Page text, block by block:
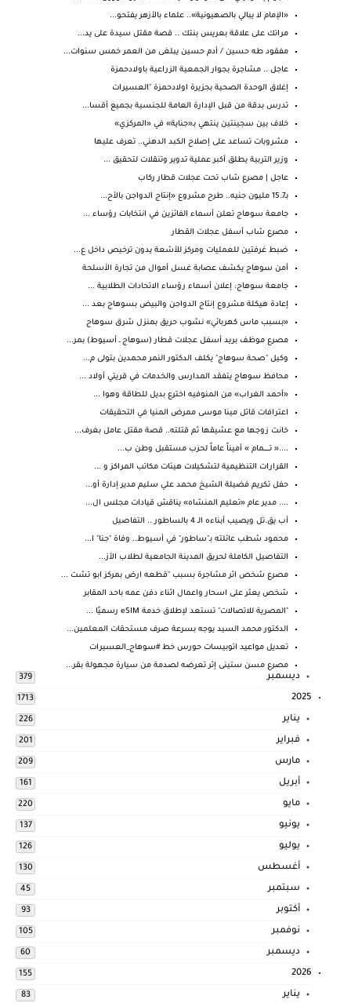
«الإمام لا يبالي بالصهيونية».. علماء بالأزهر يفتحو...
مراتك على علاقة بعريس بنتك .. قصة مقتل سيدة على يد...
مفقود طه حسين / أدم حسين يبلغى من العمر خمس سنوات...
عاجل .. مشاجرة بجوار الجمعية الزراعية باولادحمزة
إغلاق الوحدة الصحية بجزيرة اولادحمزة "العسيرات
تدرس بدقة من قبل الإدارة العامة للجنسية بجميع أقسا...
خلاف بين سجينتين ينتهي بـ«جناية» في «المركزي»
مشروبات تساعد على إصلاح الكبد الدهني.. تعرف عليها
وزير التربية يطلق أكبر عملية تدوير وتنقلات لتحقيق ...
عاجل | مصرع شاب تحت عجلات قطار ركاب
بـ15.7 مليون جنيه.. طرح مشروع «إنتاج الدواجن بالأح...
جامعة سوهاج تعلن أسماء الفائزين في انتخابات رؤساء ...
مصرع شاب أسفل عجلات القطار
ضبط غرفتين للعمليات ومركز للأشعة يدون ترخيص داخل ع...
أمن سوهاج يكشف عصابة غسل أموال من تجارة الأسلحة
جامعة سوهاج: إعلان أسماء رؤساء الاتحادات الطلابية ...
إعادة هيكلة مشروع إنتاج الدواجن والبيض بسوهاج بعد ...
«بسبب ماس كهربائي» نشوب حريق بمنزل شرق سوهاج
مصرع موظف بريد أسفل عجلات قطار (سوهاج ـ أسيوط) بمر...
وكيل "صحة سوهاج" يكلف الدكتور النمر محمدين بتولى م...
محافظ سوهاج يتفقد المدارس والخدمات في قريتي أولاد ...
«أحمد الغراب» من المنوفيه اخترع بديل للطاقة وهوا ...
اعترافات قاتل مينا موسى ممرض المنيا في التحقيقات
خانت زوجها مع عشيقها ثم قتلته.. قصة مقتل عامل بغرف...
....« تـــــــمام » أميناً عاماً لحزب مستقبل وطن ب...
القرارات التنظيمية لتشكيلات هيئات مكاتب المراكز و ...
حفل تكريم فضيلة الشيخ محمد علي سليم مدير إدارة أو...
.... مدير عام «تعليم المنشاه» يناقش قيادات مجلس ال...
أب يق.تل ويصيب أبناءه الـ 4 بالساطور .. التفاصيل
محمود شطب عائلته بـ"ساطور" في أسيوط.. وفاة "جنا" ا...
التفاصيل الكاملة لحريق المدينة الجامعية لطلاب الأز...
مصرع شخص اثر مشاجرة بسبب "قطعه ارض بمركز ابو تشت ...
شخص يعثر على اسحار واعمال اثناء دفن عمه باحد المقابر
"المصرية للاتصالات" تستعد لإطلاق خدمة eSIM رسميًا ...
الدكتور محمد السيد يوجه بسرعة صرف مستحقات المعلمين...
تعديل مواعيد اتوبيسات حورس خط #سوهاج_العسيرات
مصرع مسن ستينى إثر تعرضه لصدمة من سيارة مجهولة بقر...
ديسمبر 379
2025
1713
يناير 226
فبراير 201
مارس 209
أبريل 161
مايو 220
يونيو 137
يوليو 126
أغسطس 130
سبتمبر 45
أكتوبر 93
نوفمبر 105
ديسمبر 60
2026
155
يناير 83